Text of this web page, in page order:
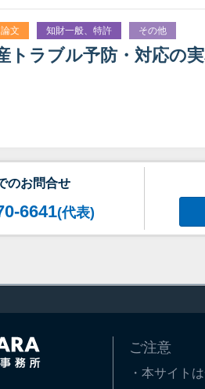
文 知財一般、特許 その他
ラブル予防・対応の
のお問合せ
6641(代表)
ご注意
・本サイト